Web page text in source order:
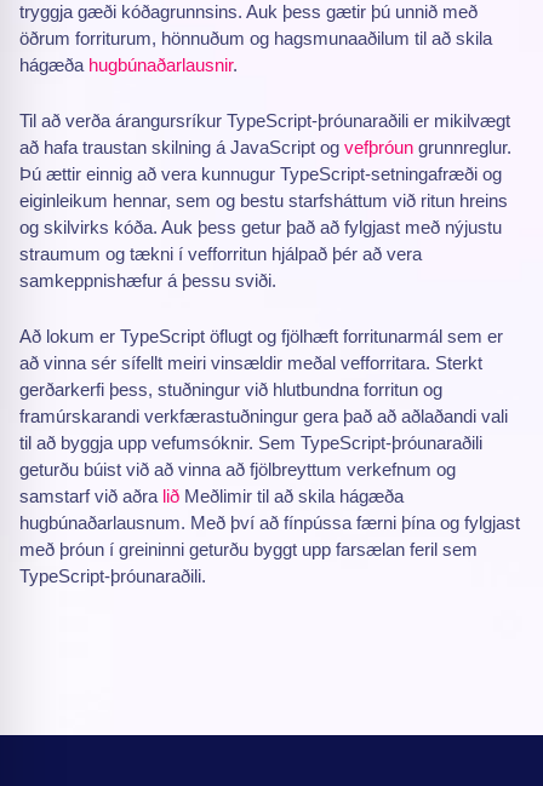
tryggja gæði kóðagrunnsins. Auk þess gætir þú unnið með
öðrum forriturum, hönnuðum og hagsmunaaðilum til að skila
hágæða hugbúnaðarlausnir.
Til að verða árangursríkur TypeScript-þróunaraðili er mikilvægt
að hafa traustan skilning á JavaScript og vefþróun grunnreglur.
Þú ættir einnig að vera kunnugur TypeScript-setningafræði og
eiginleikum hennar, sem og bestu starfsháttum við ritun hreins
og skilvirks kóða. Auk þess getur það að fylgjast með nýjustu
straumum og tækni í vefforritun hjálpað þér að vera
samkeppnishæfur á þessu sviði.
Að lokum er TypeScript öflugt og fjölhæft forritunarmál sem er
að vinna sér sífellt meiri vinsældir meðal vefforritara. Sterkt
gerðarkerfi þess, stuðningur við hlutbundna forritun og
framúrskarandi verkfærastuðningur gera það að aðlaðandi vali
til að byggja upp vefumsóknir. Sem TypeScript-þróunaraðili
geturðu búist við að vinna að fjölbreyttum verkefnum og
samstarf við aðra lið Meðlimir til að skila hágæða
hugbúnaðarlausnum. Með því að fínpússa færni þína og fylgjast
með þróun í greininni geturðu byggt upp farsælan feril sem
TypeScript-þróunaraðili.